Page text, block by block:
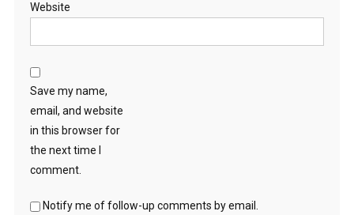
Website
Save my name,
email, and website
in this browser for
the next time I
comment.
Notify me of follow-up comments by email.